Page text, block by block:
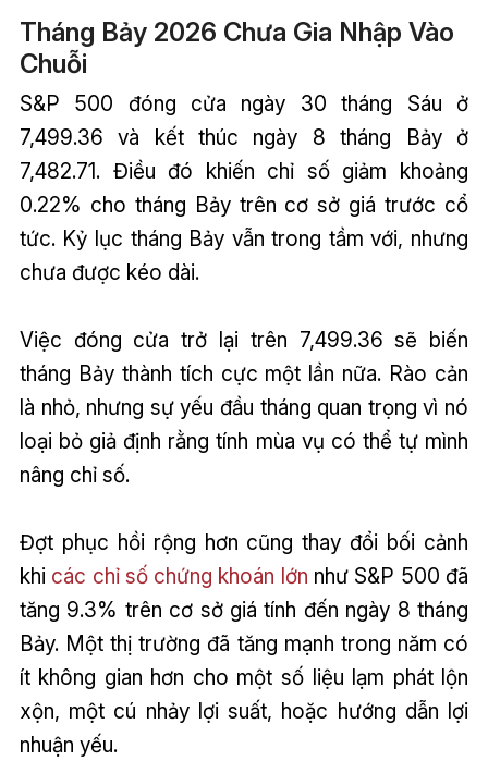
Tháng Bảy 2026 Chưa Gia Nhập Vào
Chuỗi
S&P 500 đóng cửa ngày 30 tháng Sáu ở
7,499.36 và kết thúc ngày 8 tháng Bảy ở
7,482.71. Điều đó khiến chỉ số giảm khoảng
0.22% cho tháng Bảy trên cơ sở giá trước cổ
tức. Kỷ lục tháng Bảy vẫn trong tầm với, nhưng
chưa được kéo dài.
Việc đóng cửa trở lại trên 7,499.36 sẽ biến
tháng Bảy thành tích cực một lần nữa. Rào cản
là nhỏ, nhưng sự yếu đầu tháng quan trọng vì nó
loại bỏ giả định rằng tính mùa vụ có thể tự mình
nâng chỉ số.
Đợt phục hồi rộng hơn cũng thay đổi bối cảnh
khi các chỉ số chứng khoán lớn như S&P 500 đã
tăng 9.3% trên cơ sở giá tính đến ngày 8 tháng
Bảy. Một thị trường đã tăng mạnh trong năm có
ít không gian hơn cho một số liệu lạm phát lộn
xộn, một cú nhảy lợi suất, hoặc hướng dẫn lợi
nhuận yếu.